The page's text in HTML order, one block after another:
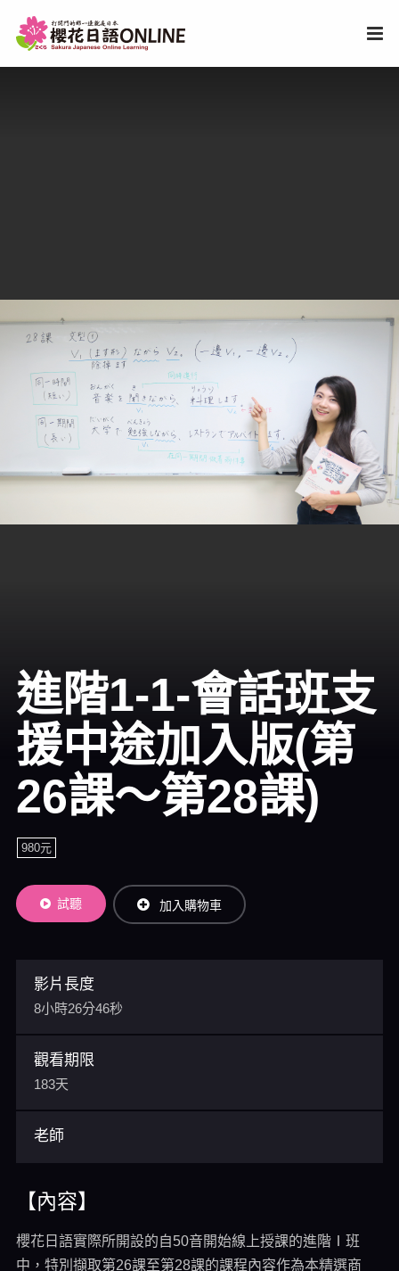
進階1-1-會話班支
援中途加入版(第
26課～第28課)
980元
試聽 加入購物車
影片長度
8小時26分46秒
觀看期限
183天
老師
【內容】
櫻花日語實際所開設的自50音開始線上授課的進階Ⅰ班
中，特別擷取第26課至第28課的課程內容作為本精選商